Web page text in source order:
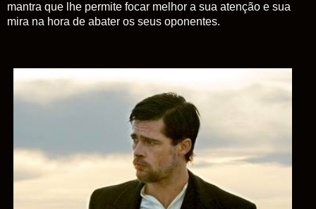
mantra que lhe permite focar melhor a sua atenção e sua
mira na hora de abater os seus oponentes.